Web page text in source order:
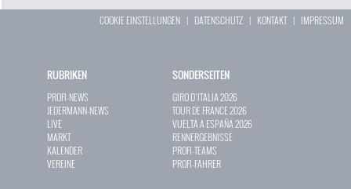
COOKIE EINSTELLUNGEN | DATENSCHUTZ | KONTAKT| IMPRESSUM
RUBRIKEN
PROFI-NEWS
JEDERMANN-NEWS
LIVE
MARKT
KALENDER
VEREINE
SONDERSEITEN
GIRO D`ITALIA 2026
TOUR DE FRANCE 2026
VUELTA A ESPAÑA 2026
RENNERGEBNISSE
PROFI-TEAMS
PROFI-FAHRER